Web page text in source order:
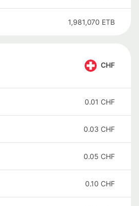
1,981,070 ETB
CHF
0.01 CHF
0.03 CHF
0.05 CHF
0.10 CHF